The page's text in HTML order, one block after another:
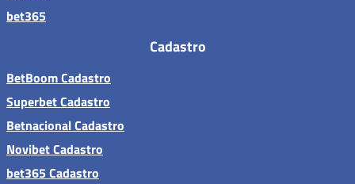
bet365
Cadastro
BetBoom Cadastro
Superbet Cadastro
Betnacional Cadastro
Novibet Cadastro
bet365 Cadastro